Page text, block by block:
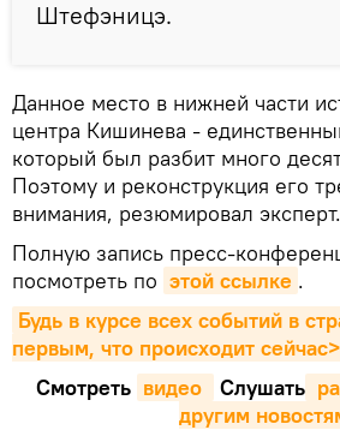
Штефэницэ.
Данное место в нижней части
центра Кишинева -
который был разбит много
Поэтому и реконструкция его
внимания, резюмировал эксперт.
Полную запись пресс-
посмотреть по этой ссылке .
Будь в курсе всех событий в
первым, что происходит
Смотреть видео Cлушать
другим